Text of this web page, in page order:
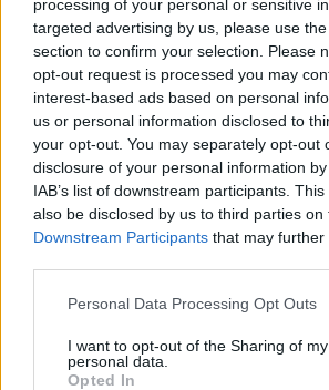
processing of your personal or sensitive
targeted advertising by us, please use
section to confirm your selection. Please
opt-out request is processed you may
interest-based ads based on personal
us or personal information disclosed to
your opt-out. You may separately opt-out
disclosure of your personal information
IAB’s list of downstream participants.
also be disclosed by us to third parties on
Downstream Participants that may
Personal Data Processing Opt Outs
I want to opt-out of the Sharing of my
personal data.
Opted In
2019 7.1
Állati szövetség
2020
Tarts